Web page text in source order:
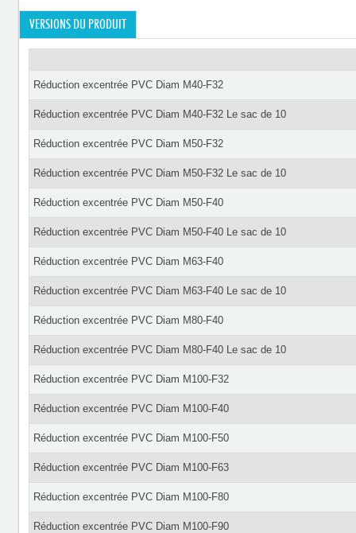
VERSIONS DU PRODUIT
Réduction excentrée PVC Diam M40-F32
Réduction excentrée PVC Diam M40-F32 Le sac de 10
Réduction excentrée PVC Diam M50-F32
Réduction excentrée PVC Diam M50-F32 Le sac de 10
Réduction excentrée PVC Diam M50-F40
Réduction excentrée PVC Diam M50-F40 Le sac de 10
Réduction excentrée PVC Diam M63-F40
Réduction excentrée PVC Diam M63-F40 Le sac de 10
Réduction excentrée PVC Diam M80-F40
Réduction excentrée PVC Diam M80-F40 Le sac de 10
Réduction excentrée PVC Diam M100-F32
Réduction excentrée PVC Diam M100-F40
Réduction excentrée PVC Diam M100-F50
Réduction excentrée PVC Diam M100-F63
Réduction excentrée PVC Diam M100-F80
Réduction excentrée PVC Diam M100-F90